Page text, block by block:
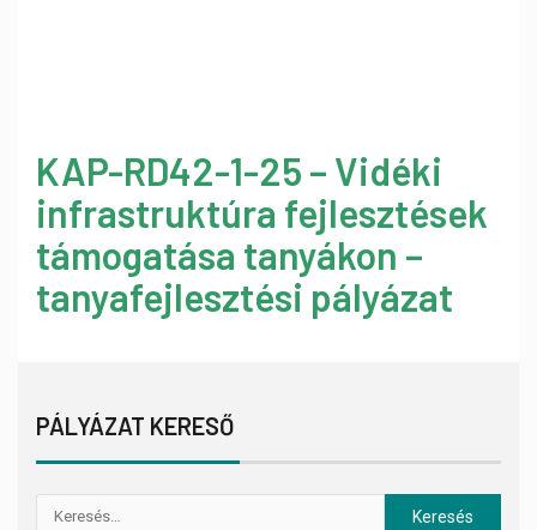
KAP-RD42-1-25 – Vidéki
infrastruktúra fejlesztések
támogatása tanyákon –
tanyafejlesztési pályázat
PÁLYÁZAT KERESŐ